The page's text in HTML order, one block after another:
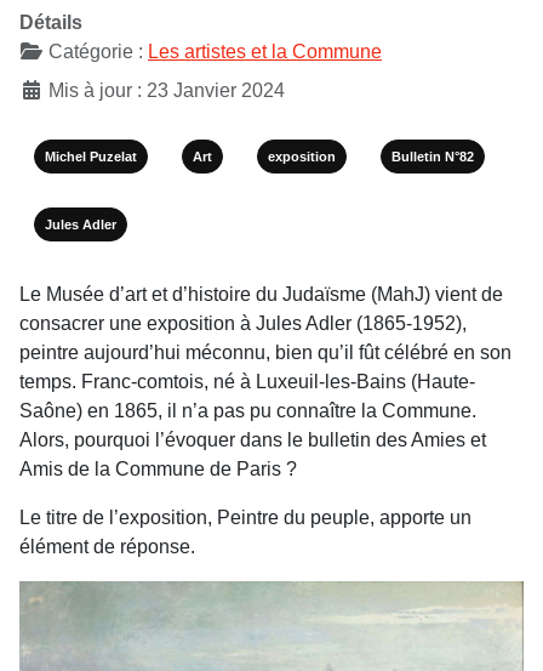
Détails
Catégorie : Les artistes et la Commune
Mis à jour : 23 Janvier 2024
Michel Puzelat Art exposition Bulletin N°82
Jules Adler
Le Musée d’art et d’histoire du Judaïsme (MahJ) vient de
consacrer une exposition à Jules Adler (1865-1952),
peintre aujourd’hui méconnu, bien qu’il fût célébré en son
temps. Franc-comtois, né à Luxeuil-les-Bains (Haute-
Saône) en 1865, il n’a pas pu connaître la Commune.
Alors, pourquoi l’évoquer dans le bulletin des Amies et
Amis de la Commune de Paris ?
Le titre de l’exposition, Peintre du peuple, apporte un
élément de réponse.